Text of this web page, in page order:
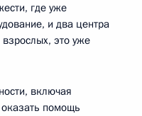
где уже
и два центра
это уже
включая
помощь